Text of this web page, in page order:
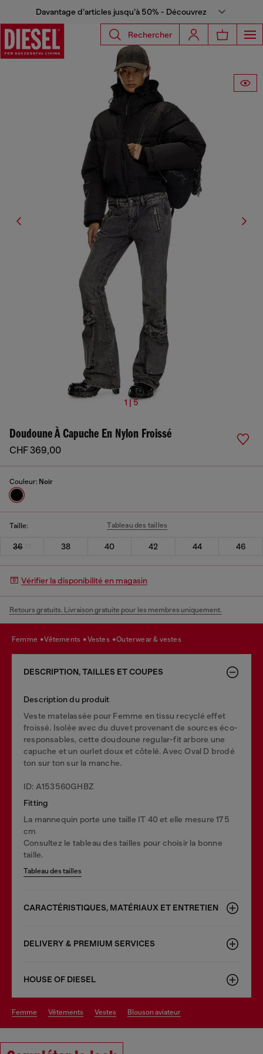
Davantage d’articles jusqu’à 50% - Découvrez
Rechercher
1 | 5
Doudoune À Capuche En Nylon Froissé
CHF 369,00
Couleur: Noir
Taille: Tableau des tailles
36 38 40 42 44 46
Vérifier la disponibilité en magasin
Retours gratuits. Livraison gratuite pour les membres uniquement.
femme vêtements vestes outerwear & vestes
DESCRIPTION, TAILLES ET COUPES
Description du produit
Veste matelassée pour Femme en tissu recyclé effet
froissé. Isolée avec du duvet provenant de sources éco-
responsables, cette doudoune regular-fit arbore une
capuche et un ourlet doux et côtelé. Avec Oval D brodé
ton sur ton sur la manche.
ID: A153560GHBZ
Fitting
La mannequin porte une taille IT 40 et elle mesure 175
cm
Consultez le tableau des tailles pour choisir la bonne
taille.
Tableau des tailles
CARACTÉRISTIQUES, MATÉRIAUX ET ENTRETIEN
DELIVERY & PREMIUM SERVICES
HOUSE OF DIESEL
femme vêtements vestes blouson aviateur